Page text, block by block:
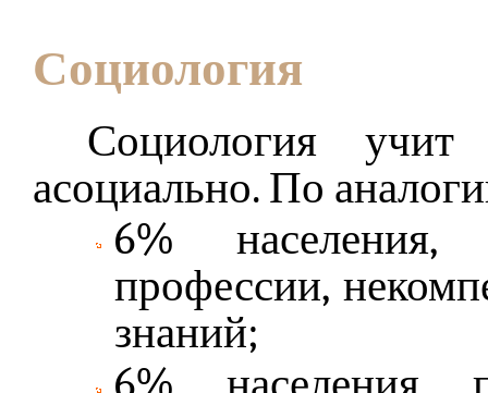
Социология
Социология
асоциально. По
6% населения,
профессии,
знаний;